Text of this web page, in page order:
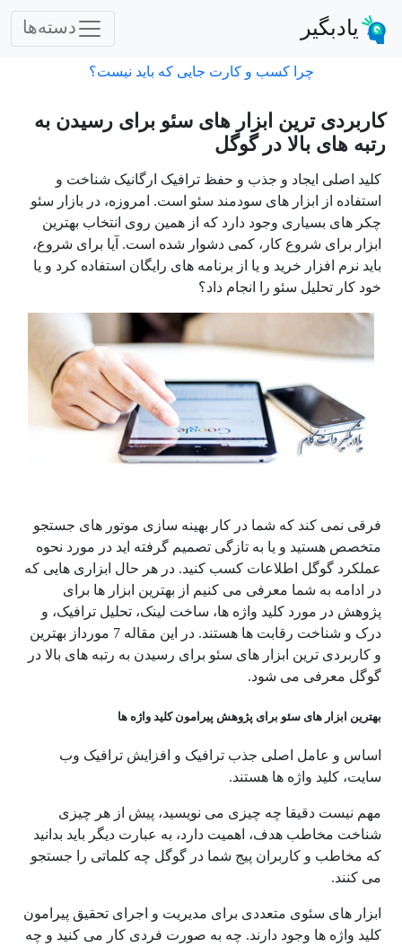
یادبگیر دسته‌ها
چرا کسب و کارت جایی که باید نیست؟
کاربردی ترین ابزار های سئو برای رسیدن به
رتبه های بالا در گوگل
کلید اصلی ایجاد و جذب و حفظ ترافیک ارگانیک شناخت و
استفاده از ابزار های سودمند سئو است. امروزه، در بازار سئو
چکر های بسیاری وجود دارد که از همین روی انتخاب بهترین
ابزار برای شروع کار، کمی دشوار شده است. آیا برای شروع،
باید نرم افزار خرید و یا از برنامه های رایگان استفاده کرد و یا
خود کار تحلیل سئو را انجام داد؟
فرقی نمی کند که شما در کار بهینه سازی موتور های جستجو
متخصص هستید و یا به تازگی تصمیم گرفته اید در مورد نحوه
عملکرد گوگل اطلاعات کسب کنید. در هر حال ابزاری هایی که
در ادامه به شما معرفی می کنیم از بهترین ابزار ها برای
پژوهش در مورد کلید واژه ها، ساخت لینک، تحلیل ترافیک، و
درک و شناخت رقابت ها هستند. در این مقاله 7 مورداز بهترین
و کاربردی ترین ابزار های سئو برای رسیدن به رتبه های بالا در
گوگل معرفی می شود.
بهترین ابزار های سئو برای پژوهش پیرامون کلید واژه ها
اساس و عامل اصلی جذب ترافیک و افزایش ترافیک وب
سایت، کلید واژه ها هستند.
مهم نیست دقیقا چه چیزی می نویسید، پیش از هر چیزی
شناخت مخاطب هدف، اهمیت دارد، به عبارت دیگر باید بدانید
که مخاطب و کاربران پیج شما در گوگل چه کلماتی را جستجو
می کنند.
ابزار های سئوی متعددی برای مدیریت و اجرای تحقیق پیرامون
کلید واژه ها وجود دارند. چه به صورت فردی کار می کنید و چه